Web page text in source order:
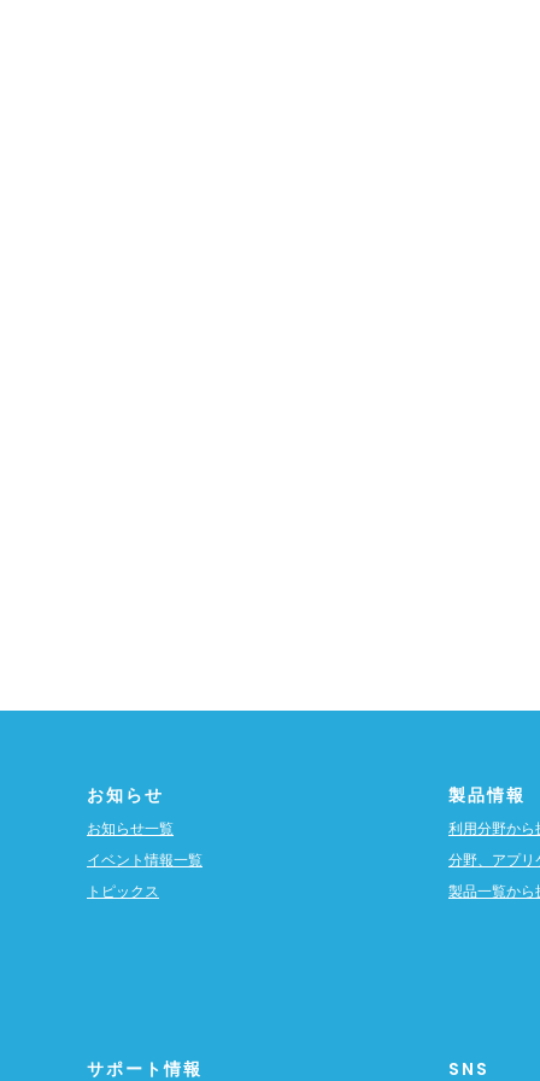
お知らせ
お知らせ一覧
イベント情報一覧
トピックス
製品情報
利用分野から
分野、アプ
製品一覧から
サポート情報 SNS